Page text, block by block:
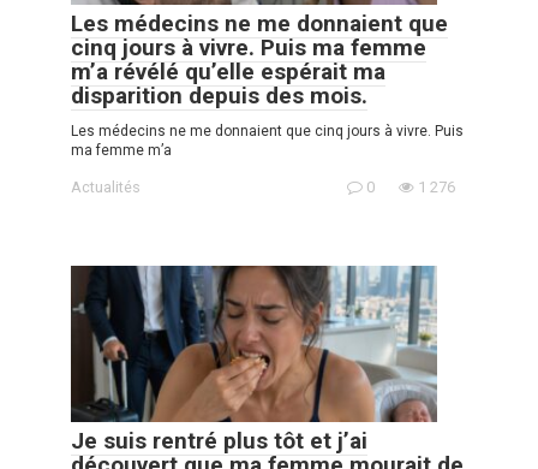
Les médecins ne me donnaient que
cinq jours à vivre. Puis ma femme
m’a révélé qu’elle espérait ma
disparition depuis des mois.
Les médecins ne me donnaient que cinq jours à vivre. Puis
ma femme m’a
Actualités 0 1 276
Je suis rentré plus tôt et j’ai